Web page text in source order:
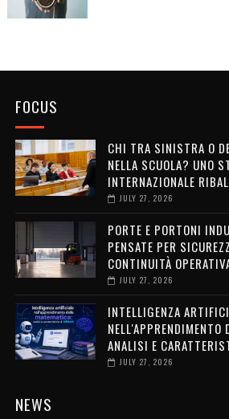
FOCUS
CHI TRA SINISTRA O
NELLA SCUOLA? UNO
INTERNAZIONALE
JULY 27, 2026
PORTE E PORTONI
PENSATE PER
CONTINUITÀ
JULY 27, 2026
INTELLIGENZA
NELL'APPRENDIMENTO
ANALISI E
JULY 27, 2026
NEWS